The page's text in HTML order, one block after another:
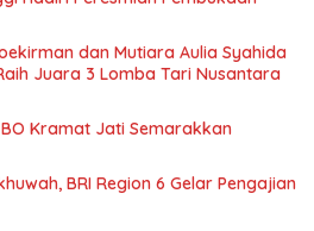
dan Mutiara Aulia Syahida
Juara 3 Lomba Tari Nusantara
BO Kramat Jati Semarakkan
BRI Region 6 Gelar Pengajian